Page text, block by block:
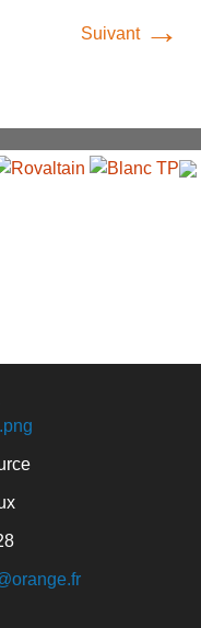
Suivant →